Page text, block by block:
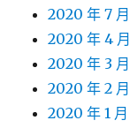
2020 年 7 月
2020 年 4 月
2020 年 3 月
2020 年 2 月
2020 年 1 月